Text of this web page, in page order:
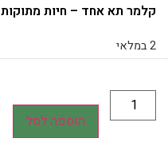
קלמר תא אחד – חיות מתוקות
2 במלאי
הוספה לסל